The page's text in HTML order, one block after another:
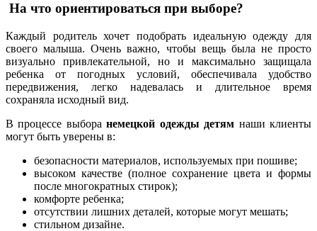
На что ориентироваться при выборе?
Каждый родитель хочет подобрать идеальную одежду для
своего малыша. Очень важно, чтобы вещь была не просто
визуально привлекательной, но и максимально защищала
ребенка от погодных условий, обеспечивала удобство
передвижения, легко надевалась и длительное время
сохраняла исходный вид.
В процессе выборанемецкой одежды детям наши клиенты
могут быть уверены в:
безопасности материалов, используемых при пошиве;
высоком качестве (полное сохранение цвета и формы
после многократных стирок);
комфорте ребенка;
отсутствии лишних деталей, которые могут мешать;
стильном дизайне.